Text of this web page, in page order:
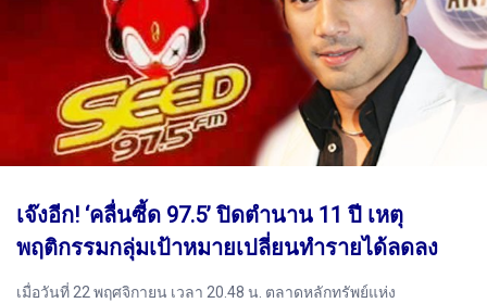
เจ๊งอีก! ‘คลื่นซี้ด 97.5’ ปิดตำนาน 11 ปี เหตุ
พฤติกรรมกลุ่มเป้าหมายเปลี่ยนทำรายได้ลดลง
เมื่อวันที่ 22 พฤศจิกายน เวลา 20.48 น. ตลาดหลักทรัพย์แห่ง